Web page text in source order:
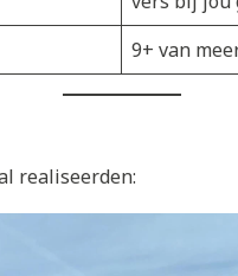
9+ van
realiseerden: